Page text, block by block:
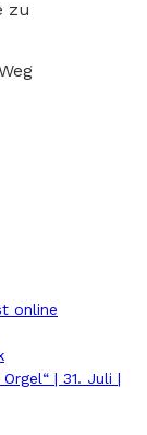
zu
online
| 31. Juli |